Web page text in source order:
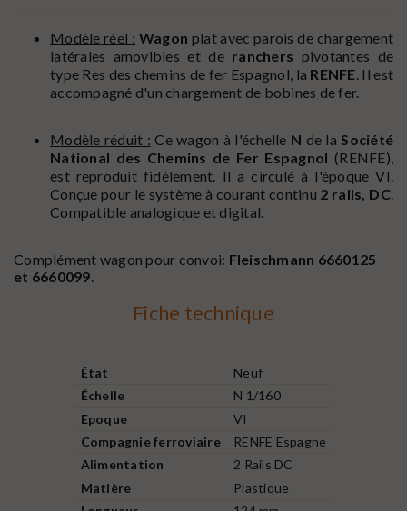
Modèle réel : Wagon plat avec parois de chargement
latérales amovibles et de ranchers pivotantes de
type Res des chemins de fer Espagnol, la RENFE . Il est
accompagné d'un chargement de bobines de fer.
Modèle réduit : Ce wagon à l'échelle N de la Société
National des Chemins de Fer Espagnol (RENFE),
est reproduit fidèlement. Il a circulé à l'époque VI.
Conçue pour le système à courant continu 2 rails, DC.
Compatible analogique et digital.
Complément wagon pour convoi: Fleischmann 6660125
et 6660099
Fiche technique
État
Neuf
Échelle
N 1/160
Epoque
VI
Compagnie ferroviaire
RENFE Espagne
Alimentation
2 Rails DC
Matière
Plastique